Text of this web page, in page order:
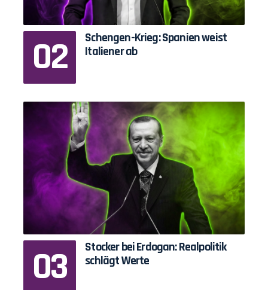
Schengen-Krieg: Spanien weist
Italiener ab
Stocker bei Erdogan: Realpolitik
schlägt Werte